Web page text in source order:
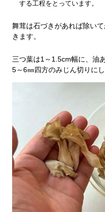
する工程をとっています。
舞茸は石づきがあれば除い
きます。
三つ葉は1～1.5cm幅に、油
5～6㎜四方のみじん切りにし